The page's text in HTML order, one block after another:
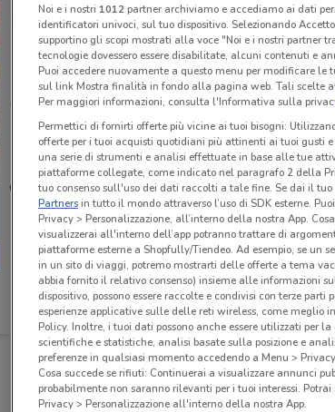
Noi e i nostri 1012partner archiviamo e accediamo ai dati
identificatori univoci, sul tuo dispositivo. Selezionando
supportino gli scopi mostrati alla voce "Noi e i nostri partner
tecnologie dovessero essere disabilitate, alcuni contenuti e
Puoi accedere nuovamente a questo menu per modificare le
sul link Mostra finalità in fondo alla pagina web. Tali scelte
Per maggiori informazioni, consulta l'Informativa sulla
Permettici di fornirti offerte più vicine ai tuoi bisogni:
offerte per i tuoi acquisti quotidiani più attinenti ai tuoi gusti
una serie di strumenti e analisi effettuate in base alle tue
piattaforme collegate, come indicato nel paragrafo 2 della
tuo consenso sull'uso dei dati raccolti a tale fine. Se dai il
Partnersin tutto il mondo attraverso l’uso di SDK esterne.
Privacy > Personalizzazione, all’interno della nostra App.
visualizzerai all'interno dell’app potranno trattare di
piattaforme esterne a Shopfully/Tiendeo. Ad esempio, se un
in un sito di viaggi, potremo mostrarti delle offerte a tema
abbia fornito il relativo consenso) insieme alle informazioni
dispositivo, possono essere raccolte e condivisi con terze
esperienze applicative sulle delle reti wireless, come meglio
Policy. Inoltre, i tuoi dati possono anche essere utilizzati per
scientifiche e statistiche, analisi basate sulla posizione e
preferenze in qualsiasi momento accedendo a Menu >
Cosa succede se rifiuti: Continuerai a visualizzare annunci
probabilmente non saranno rilevanti per i tuoi interessi.
Privacy > Personalizzazione all'interno della nostra App.